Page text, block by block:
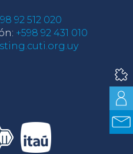
92 512 020
+598 92 431 010